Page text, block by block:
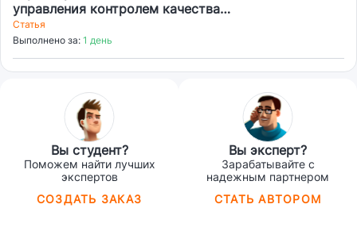
управления контролем качества
мясопереработки
Статья
Выполнено за: 1 день
Вы студент?
Поможем найти лучших
экспертов
СОЗДАТЬ ЗАКАЗ
Вы эксперт?
Зарабатывайте с
надежным партнером
СТАТЬ АВТОРОМ